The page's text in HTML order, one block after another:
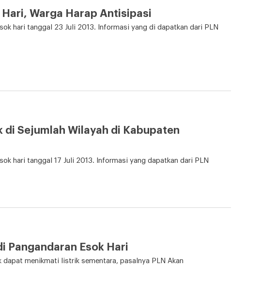
Warga Harap Antisipasi
hari tanggal 23 Juli 2013. Informasi yang di dapatkan dari PLN
di Sejumlah Wilayah di Kabupaten
hari tanggal 17 Juli 2013. Informasi yang dapatkan dari PLN
Pangandaran Esok Hari
menikmati listrik sementara, pasalnya PLN Akan